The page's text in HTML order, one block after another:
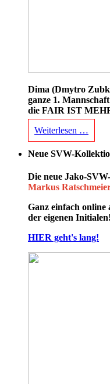
Dima (Dmytro
ganze 1.
die FAIR IST
Weiterlesen …
Neue SVW-
Die neue Jako-
Markus
Ganz einfach online
der eigenen Initialen!
HIER geht's lang!